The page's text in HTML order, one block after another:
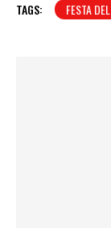
TAGS: FESTA